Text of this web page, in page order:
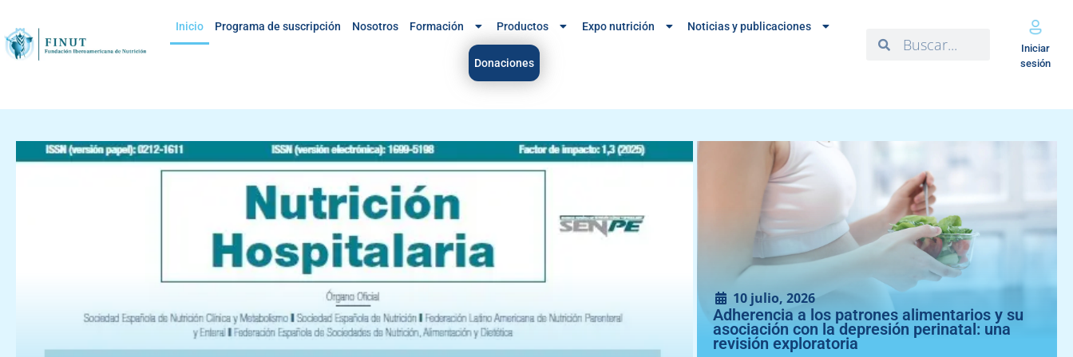
Inicio Programa de suscripción Nosotros Formación Productos Expo nutrición Noticias y publicaciones
Donaciones
Iniciar
sesión
10 julio, 2026
Adherencia a los patrones alimentarios y su
asociación con la depresión perinatal: una
revisión exploratoria